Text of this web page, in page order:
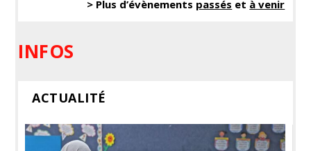
> Plus d’évènements passés et à venir
INFOS
ACTUALITÉ